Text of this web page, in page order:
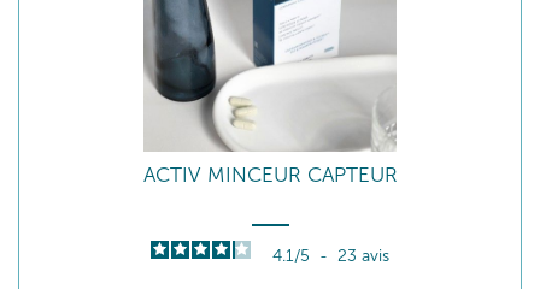
ACTIV MINCEUR CAPTEUR
4.1/5 - 23 avis